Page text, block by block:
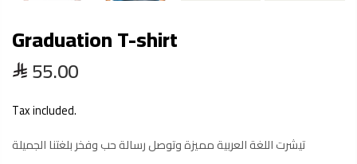
Graduation T-shirt
55.00
Tax included.
تيشرت اللغة العربية مميزة وتوصل رسالة حب وفخر بلغتنا الجميلة